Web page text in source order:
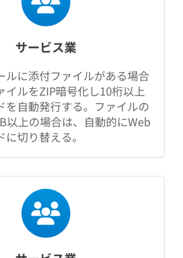
サービス業
ルに添付ファイルがある場合
イルをZIP暗号化し10桁以上
を自動発行する。ファイルの
以上の場合は、自動的にWeb
切り替える。